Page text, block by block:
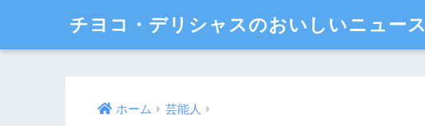
チヨコ・デリシャスのおいしいニュース
ホーム 芸能人